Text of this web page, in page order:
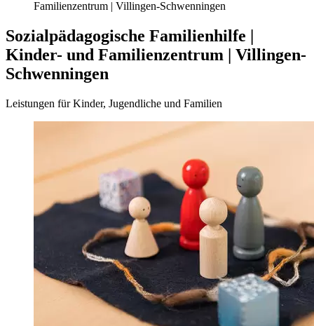
Familienzentrum | Villingen-Schwenningen
Sozialpädagogische Familienhilfe |
Kinder- und Familienzentrum | Villingen-
Schwenningen
Leistungen für Kinder, Jugendliche und Familien